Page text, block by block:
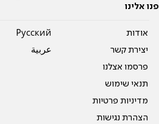
פנו אלינו
אודות
יצירת קשר
פרסמו אצלנו
תנאי שימוש
מדיניות פרטיות
הצהרת נגישות
Pусский
عربية